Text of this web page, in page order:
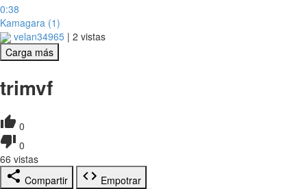
0:38
Kamagara (1)
velan34965 | 2 vistas
Carga más
trimvf
0
0
66 vistas
Compartir
Empotrar